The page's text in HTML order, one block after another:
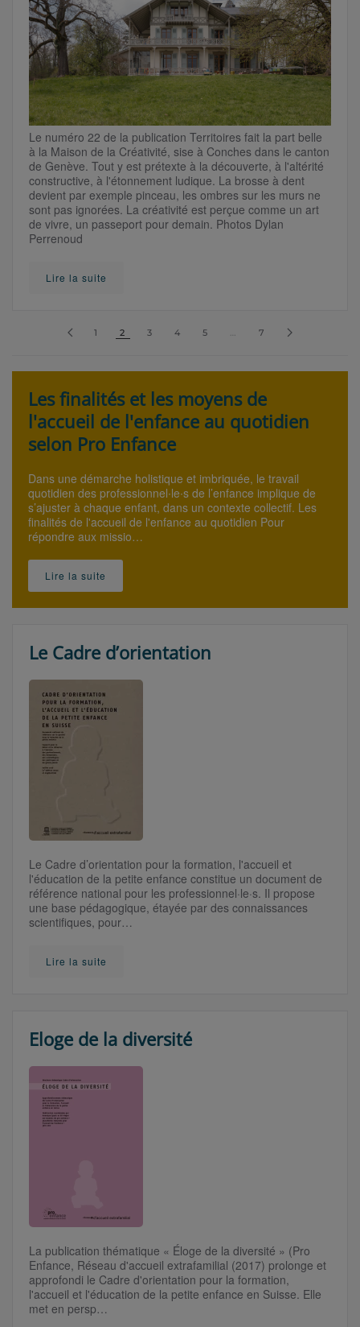
Le numéro 22 de la publication Territoires fait la part belle
à la Maison de la Créativité, sise à Conches dans le canton
de Genève. Tout y est prétexte à la découverte, à l'altérité
constructive, à l'étonnement ludique. La brosse à dent
devient par exemple pinceau, les ombres sur les murs ne
sont pas ignorées. La créativité est perçue comme un art
de vivre, un passeport pour demain. Photos Dylan
Perrenoud
Lire la suite
1 2 3 4 5 … 7
Les finalités et les moyens de
l'accueil de l'enfance au quotidien
selon Pro Enfance
Dans une démarche holistique et imbriquée, le travail
quotidien des professionnel∙le∙s de l’enfance implique de
s’ajuster à chaque enfant, dans un contexte collectif. Les
finalités de l'accueil de l'enfance au quotidien Pour
répondre aux missio…
Lire la suite
Le Cadre d’orientation
Le Cadre d’orientation pour la formation, l'accueil et
l'éducation de la petite enfance constitue un document de
référence national pour les professionnel·le·s. Il propose
une base pédagogique, étayée par des connaissances
scientifiques, pour…
Lire la suite
Eloge de la diversité
La publication thématique « Éloge de la diversité » (Pro
Enfance, Réseau d'accueil extrafamilial (2017) prolonge et
approfondi le Cadre d'orientation pour la formation,
l'accueil et l'éducation de la petite enfance en Suisse. Elle
met en persp…